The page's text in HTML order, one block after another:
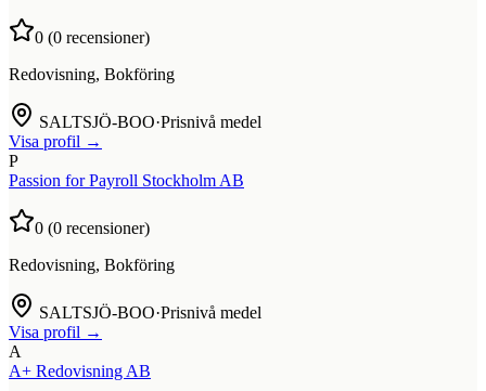
0 (0 recensioner)
Redovisning, Bokföring
SALTSJÖ-BOO·Prisnivå medel
Visa profil →
P
Passion for Payroll Stockholm AB
0 (0 recensioner)
Redovisning, Bokföring
SALTSJÖ-BOO·Prisnivå medel
Visa profil →
A
A+ Redovisning AB